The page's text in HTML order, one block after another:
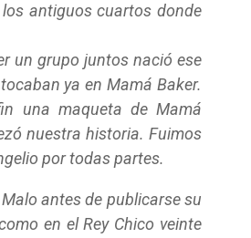
antiguos cuartos donde
un grupo juntos nació ese
ya en Mamá Baker.
una maqueta de Mamá
nuestra historia. Fuimos
por todas partes.
antes de publicarse su
en el Rey Chico veinte